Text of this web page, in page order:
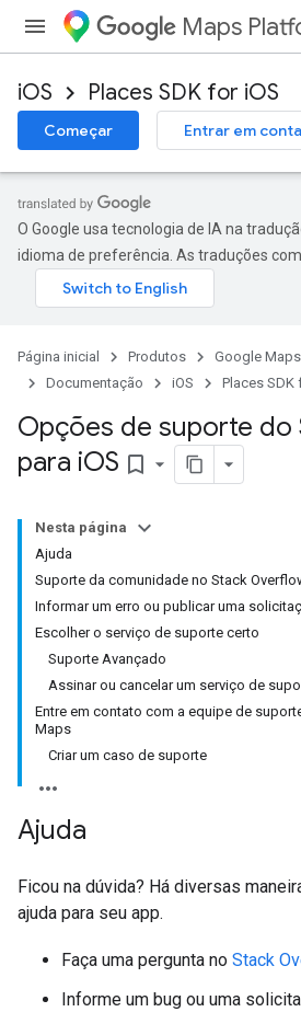
Maps
iOS Places SDK for iOS
Começar Entrar em
O Google usa tecnologia de IA na
idioma de preferência. As traduções
Página inicial Produtos
Google
Documentação
iOS Places SDK
Opções de suporte do
para iOS bookmark_border
Nesta página
Ajuda
Suporte da comunidade no Stack
Informar um erro ou publicar uma
Escolher o serviço de suporte certo
Suporte Avançado
Assinar ou cancelar um serviço de
Entre em contato com a equipe de
Maps
Criar um caso de suporte
Ajuda
Ficou na dúvida? Há diversas
ajuda para seu app.
Faça uma pergunta no Stack
Informe um bug ou uma